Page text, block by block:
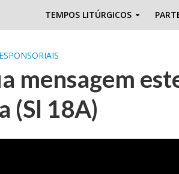
TEMPOS LITÚRGICOS
mensagem
(Sl 18A)